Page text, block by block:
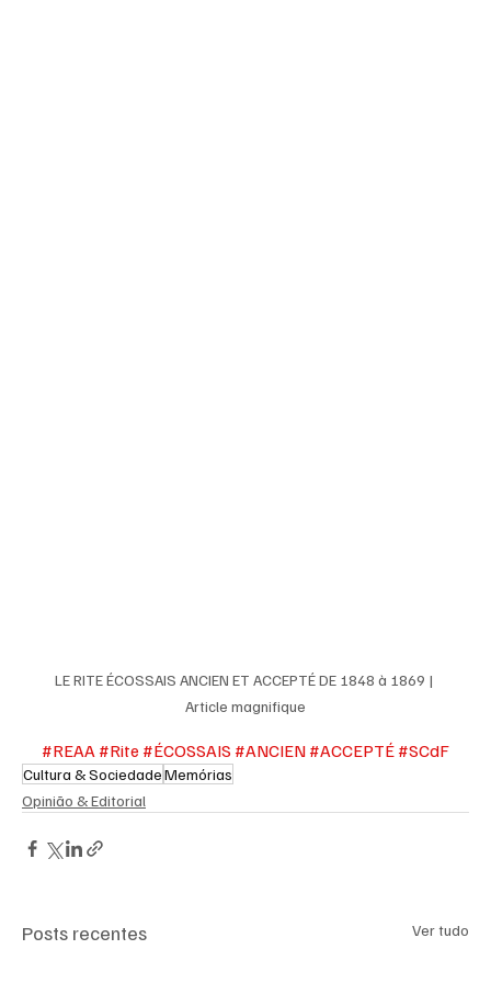
LE RITE ÉCOSSAIS ANCIEN ET ACCEPTÉ DE 1848 à 1869 |
Article magnifique
#REAA #Rite #ÉCOSSAIS #ANCIEN #ACCEPTÉ #SCdF
Cultura & SociedadeMemórias
Opinião & Editorial
Posts recentes Ver tudo